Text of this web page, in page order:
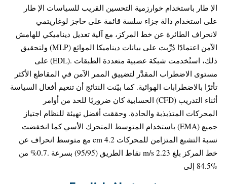
الإ طار باستخدام خوارزمية التحسين القريب للسياسات الإ طار
على استخدام دالة جزاء سلسة قائمة على حاجز لوغاريتمي
لانحراف الطائرة عن خط المركز، مع آلية تعديل ديناميكي للهامش
الآمن اعتمادًا دُرِّبت على بيانات ديناميكا الموائع (MLP) ولتحقيق
ذلك، استُخدمت شبكة عصبية متعددة الطبقات .(EDL) على
مستوى الاضطراب المقدَّر لتضييق الممر الآمن في المقاطع الأكثر
تأثرًا بالاضطرابات الهوائية. كما بيّنت النتائج أن تنعيم أفعال السياسة
أثناء التدريب (CFD) الحسابية كان ضروريًا للحد من أوامر
المحركات المتذبذبة والحادة. وحققت أفضل تهيئة للنظام اجتياز
جميع (EMA) باستخدام المتوسط المتحرك الأسي كما انخفضت
نسبة التشبع المتزامن للمحركات cm 4.2 مع متوسط انحراف عن
خط المركز بلغ m/s 2.23 نقاط الطريق (95/95) بسرعة .0.7% من
%84.5 إلى